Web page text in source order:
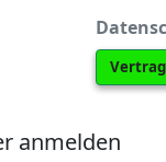
anmelden